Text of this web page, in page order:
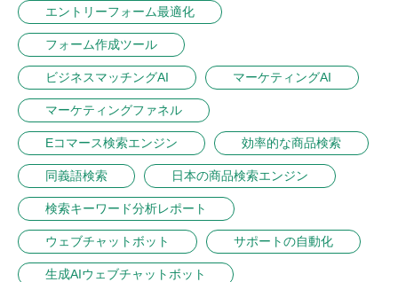
エントリーフォーム最適化
フォーム作成ツール
ビジネスマッチングAI マーケティングAI
マーケティングファネル
Eコマース検索エンジン 効率的な商品検索
同義語検索 日本の商品検索エンジン
検索キーワード分析レポート
ウェブチャットボット サポートの自動化
生成AIウェブチャットボット